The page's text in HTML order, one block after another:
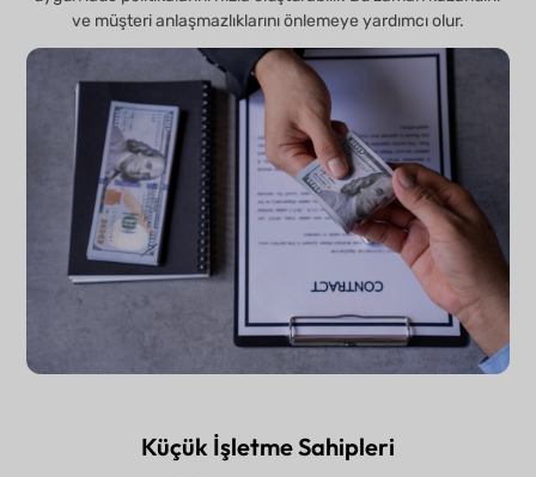
ve müşteri anlaşmazlıklarını önlemeye yardımcı olur.
Küçük İşletme Sahipleri